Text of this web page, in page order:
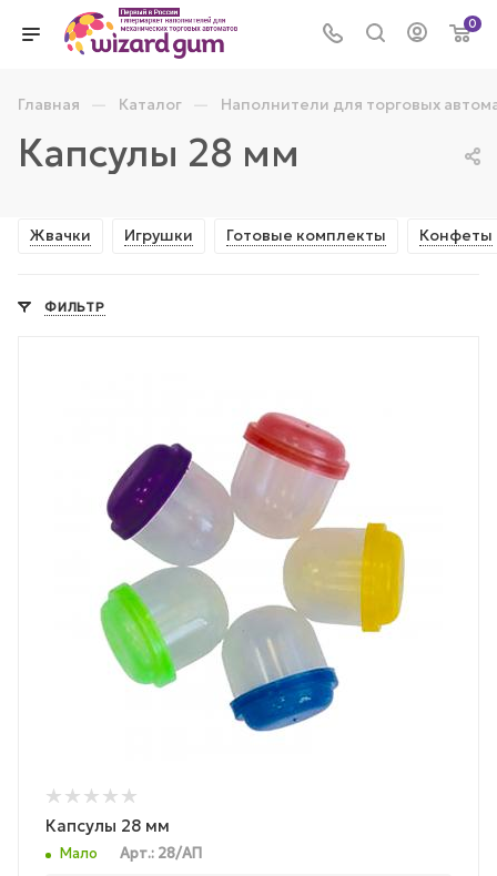
0
Главная — Каталог — Наполнители для торговых
Капсулы 28 мм
Жвачки Игрушки Готовые комплекты Конфеты
ФИЛЬТР
Капсулы 28 мм
Мало Арт.: 28/АП